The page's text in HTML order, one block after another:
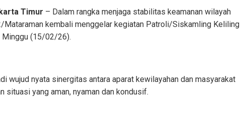
Timur – Dalam rangka menjaga stabilitas keamanan wilayah
Mataraman kembali menggelar kegiatan Patroli/Siskamling Keliling
Minggu (15/02/26).
wujud nyata sinergitas antara aparat kewilayahan dan masyarakat
situasi yang aman, nyaman dan kondusif.